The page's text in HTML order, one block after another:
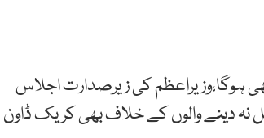
ہوگا،وزیراعظم کی زیرصدارت اجلاس
نہ دینے والوں کے خلاف بھی کریک ڈاون